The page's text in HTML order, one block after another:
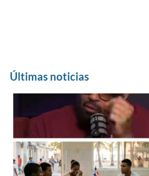
Últimas noticias